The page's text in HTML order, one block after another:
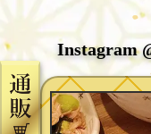
Instagram